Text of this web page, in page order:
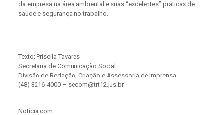
da empresa na área ambiental e suas “excelentes” práticas de
saúde e segurança no trabalho.
Texto: Priscila Tavares
Secretaria de Comunicação Social
Divisão de Redação, Criação e Assessoria de Imprensa
(48) 3216-4000 – secom@trt12.jus.br
Notícia com